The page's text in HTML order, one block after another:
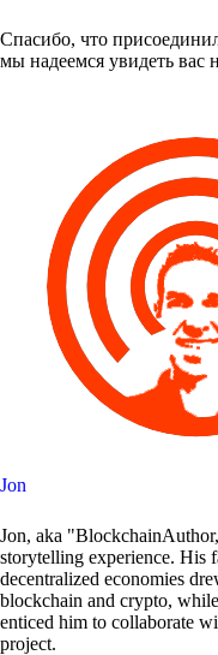
Спасибо, что
мы надеемся увидеть вас
Jon
Jon, aka
storytelling experience. His
decentralized economies
blockchain and crypto,
enticed him to collaborate
project.